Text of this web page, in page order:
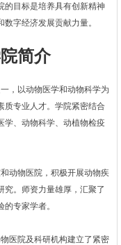
的目标是培养具有创新精神
字经济发展贡献力量。
简介
，以动物医学和动物科学为
质专业人才。学院紧密结合
学、动物科学、动植物检疫
动物医院，积极开展动物疾
究。师资力量雄厚，汇聚了
专家学者。
医院及科研机构建立了紧密